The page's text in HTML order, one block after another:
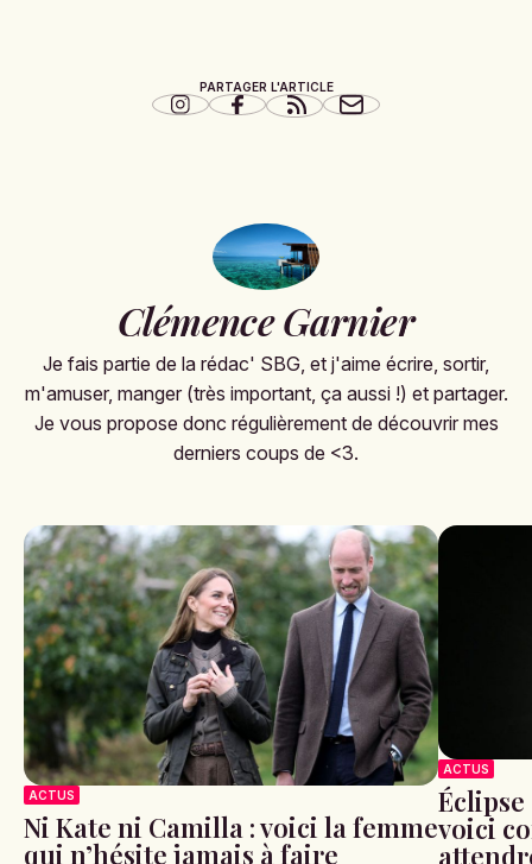
PARTAGER L'ARTICLE
Clémence Garnier
Je fais partie de la rédac' SBG, et j'aime écrire, sortir,
m'amuser, manger (très important, ça aussi !) et partager.
Je vous propose donc régulièrement de découvrir mes
derniers coups de <3.
ACTUS
Ni Kate ni Camilla : voici la femme
qui n’hésite jamais à faire
ACTUS
Éclipse
voici